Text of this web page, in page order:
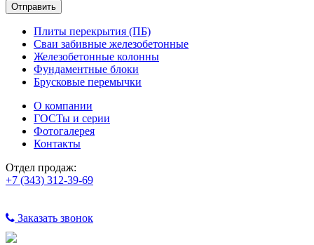
Плиты перекрытия (ПБ)
Сваи забивные железобетонные
Железобетонные колонны
Фундаментные блоки
Брусковые перемычки
О компании
ГОСТы и серии
Фотогалерея
Контакты
Отдел продаж:
+7 (343) 312-39-69
Заказать звонок